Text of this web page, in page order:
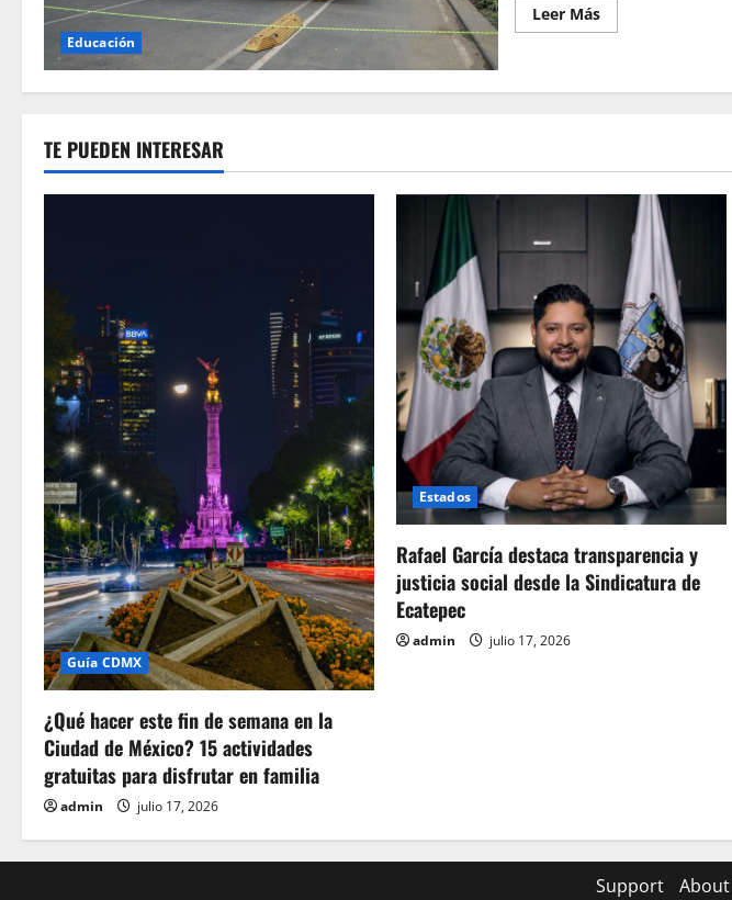
Educación
Leer MásLeer
más
reitera
la
Issste
2007
durante
inicio
de
asamblea
nacional»
TE PUEDEN INTERESAR
Guía CDMX
¿Qué hacer este fin de semana en la
Ciudad de México? 15 actividades
gratuitas para disfrutar en familia
admin julio 17, 2026
Estados
Rafael García destaca transparencia y
justicia social desde la Sindicatura de
Ecatepec
admin julio 17, 2026
Support